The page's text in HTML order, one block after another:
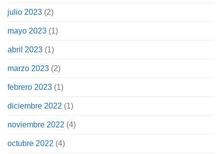
julio 2023 (2)
mayo 2023 (1)
abril 2023 (1)
marzo 2023 (2)
febrero 2023 (1)
diciembre 2022 (1)
noviembre 2022 (4)
octubre 2022 (4)